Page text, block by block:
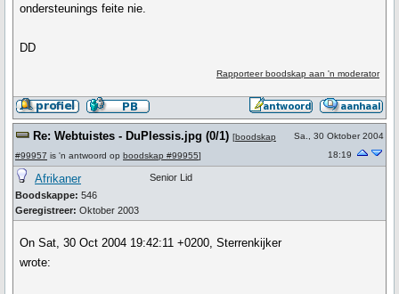
ondersteunings feite nie.
DD
Rapporteer boodskap aan 'n moderator
Re: Webtuistes - DuPlessis.jpg (0/1) [boodskap
#99957 is 'n antwoord op boodskap #99955]
Sa., 30 Oktober 2004
18:19
Afrikaner
Boodskappe: 546
Geregistreer: Oktober 2003
Senior Lid
On Sat, 30 Oct 2004 19:42:11 +0200, Sterrenkijker
wrote: